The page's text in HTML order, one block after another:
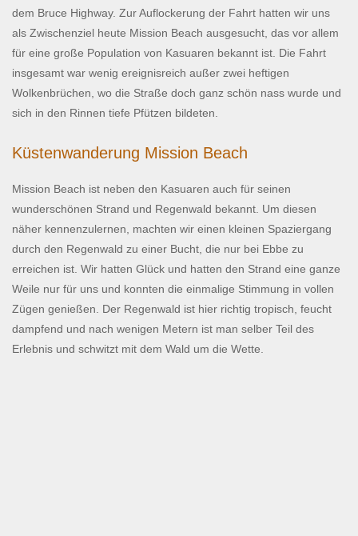
dem Bruce Highway. Zur Auflockerung der Fahrt hatten wir uns
als Zwischenziel heute Mission Beach ausgesucht, das vor allem
für eine große Population von Kasuaren bekannt ist. Die Fahrt
insgesamt war wenig ereignisreich außer zwei heftigen
Wolkenbrüchen, wo die Straße doch ganz schön nass wurde und
sich in den Rinnen tiefe Pfützen bildeten.
Küstenwanderung Mission Beach
Mission Beach ist neben den Kasuaren auch für seinen
wunderschönen Strand und Regenwald bekannt. Um diesen
näher kennenzulernen, machten wir einen kleinen Spaziergang
durch den Regenwald zu einer Bucht, die nur bei Ebbe zu
erreichen ist. Wir hatten Glück und hatten den Strand eine ganze
Weile nur für uns und konnten die einmalige Stimmung in vollen
Zügen genießen. Der Regenwald ist hier richtig tropisch, feucht
dampfend und nach wenigen Metern ist man selber Teil des
Erlebnis und schwitzt mit dem Wald um die Wette.